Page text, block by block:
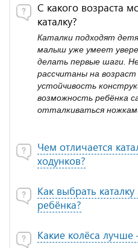
С какого возраста
каталку?
Каталки подходят
малыш уже умеет
делать первые шаги.
рассчитаны на
устойчивость
возможность ребёнка
отталкиваться
Чем отличается
ходунков?
Как выбрать
ребёнка?
Какие колёса